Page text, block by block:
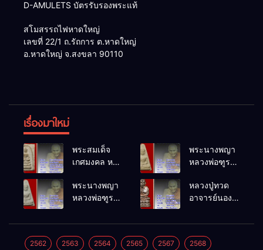
D-AMULETS บัตรรับรองพระแท้
สโมสรรถไฟหาดใหญ่
เลขที่ 22/1 ถ.รัถการ ต.หาดใหญ่
อ.หาดใหญ่ จ.สงขลา 90110
เรื่องมาใหม่
พระสมเด็จ
เกศมงคล หล
โพธิ์นิมิตร
พ.ศ.2512
พระนางพญา
หลวงพ่อฑูรย์
พ.ศ.2512
พระนางพญา
หลวงพ่อฑูรย์
พ.ศ.2512
หลวงปู่ทวด
อาจารย์นอง
พ.ศ.2541
2562 2563 2564 2565 2567 2568